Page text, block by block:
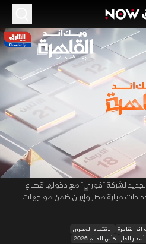
00:12/01:44:37
الغاز.. و"فوري" تطرق
القاهرة" عودة ملف تسعير الغاز
توقعات باقتراب خفض أسعاره للمصانع،
مستحقات شركات الطاقة الأجنبية وتسارع
لشركة "فوري" مع دخولها قطاع
مبارة مصر وإيران ضمن مواجهات
القاهرة
الاقتصاد المصري
أسعار الغاز كأس العالم 2026